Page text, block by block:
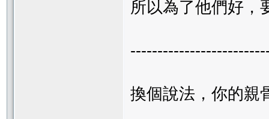
所以為了他們好，
換個說法，你的親